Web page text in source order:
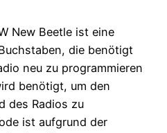
New Beetle ist eine
die benötigt
neu zu programmieren
benötigt, um den
des Radios zu
ist aufgrund der